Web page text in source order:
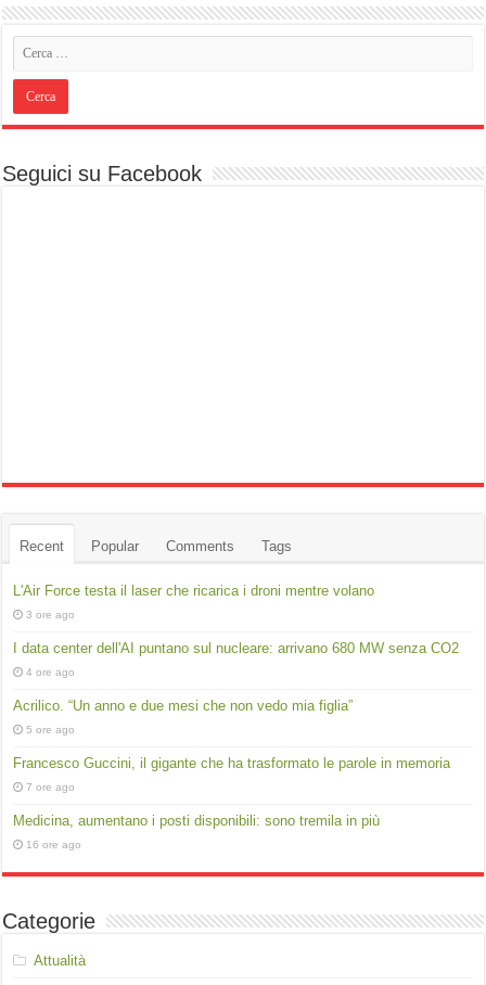
Seguici su Facebook
Recent Popular Comments Tags
L'Air Force testa il laser che ricarica i droni mentre volano
3 ore ago
I data center dell'AI puntano sul nucleare: arrivano 680 MW senza CO2
4 ore ago
Acrilico. “Un anno e due mesi che non vedo mia figlia”
5 ore ago
Francesco Guccini, il gigante che ha trasformato le parole in memoria
7 ore ago
Medicina, aumentano i posti disponibili: sono tremila in più
16 ore ago
Categorie
Attualità